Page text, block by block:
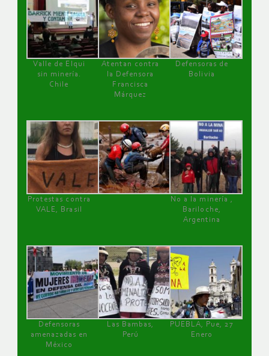
Valle de Elqui
sin minería.
Chile
Atentan contra
la Defensora
Francisca
Márquez
Defensoras de
Bolivia
Protestas contra
VALE, Brasil
No a la minería ,
Bariloche,
Argentina
Defensoras
amenazadas en
México
Las Bambas,
Perú
PUEBLA, Pue, 27
Enero